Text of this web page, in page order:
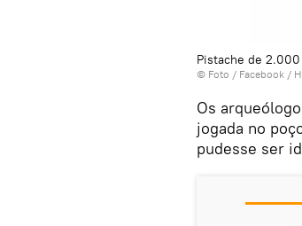
Pistache de
© Foto / Facebook /
Os
jogada no
pudesse ser